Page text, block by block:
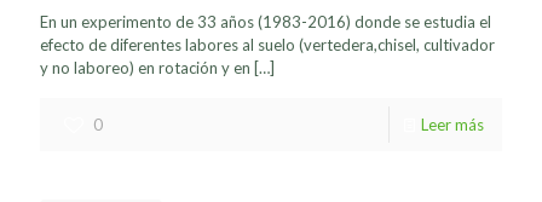
En un experimento de 33 años (1983-2016) donde se estudia el
efecto de diferentes labores al suelo (vertedera,chisel, cultivador
y no laboreo) en rotación y en […]
0 Leer más